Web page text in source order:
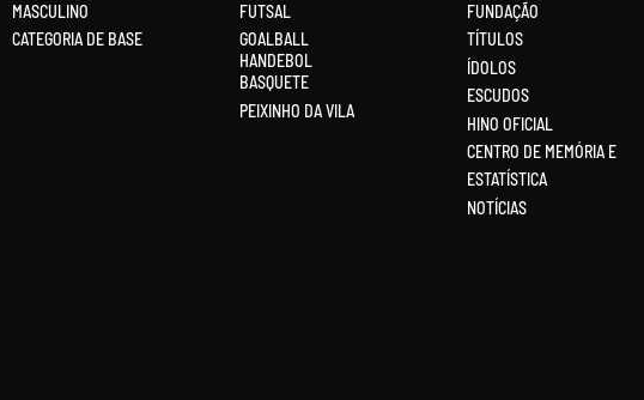
MASCULINO
CATEGORIA DE BASE
FUTSAL
GOALBALL
HANDEBOL
BASQUETE
PEIXINHO DA VILA
FUNDAÇÃO
TÍTULOS
ÍDOLOS
ESCUDOS
HINO OFICIAL
CENTRO DE MEMÓRIA E
ESTATÍSTICA
NOTÍCIAS